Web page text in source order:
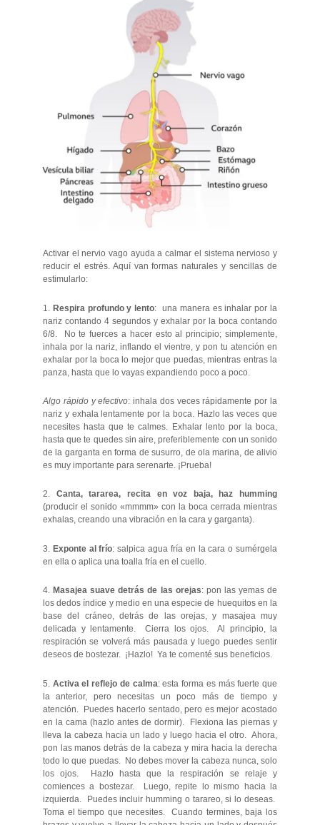
Activar el nervio vago ayuda a calmar el sistema nervioso y
reducir el estrés. Aquí van formas naturales y sencillas de
estimularlo:
1. Respira profundo y lento: una manera es inhalar por la
nariz contando 4 segundos y exhalar por la boca contando
6/8. No te fuerces a hacer esto al principio; simplemente,
inhala por la nariz, inflando el vientre, y pon tu atención en
exhalar por la boca lo mejor que puedas, mientras entras la
panza, hasta que lo vayas expandiendo poco a poco.
Algo rápido y efectivo: inhala dos veces rápidamente por la
nariz y exhala lentamente por la boca. Hazlo las veces que
necesites hasta que te calmes. Exhalar lento por la boca,
hasta que te quedes sin aire, preferiblemente con un sonido
de la garganta en forma de susurro, de ola marina, de alivio
es muy importante para serenarte. ¡Prueba!
2. Canta, tararea, recita en voz baja, haz humming
(producir el sonido «mmmm» con la boca cerrada mientras
exhalas, creando una vibración en la cara y garganta).
3. Exponte al frío: salpica agua fría en la cara o sumérgela
en ella o aplica una toalla fría en el cuello.
4. Masajea suave detrás de las orejas: pon las yemas de
los dedos índice y medio en una especie de huequitos en la
base del cráneo, detrás de las orejas, y masajea muy
delicada y lentamente. Cierra los ojos. Al principio, la
respiración se volverá más pausada y luego puedes sentir
deseos de bostezar. ¡Hazlo! Ya te comenté sus beneficios.
5. Activa el reflejo de calma: esta forma es más fuerte que
la anterior, pero necesitas un poco más de tiempo y
atención. Puedes hacerlo sentado, pero es mejor acostado
en la cama (hazlo antes de dormir). Flexiona las piernas y
lleva la cabeza hacia un lado y luego hacia el otro. Ahora,
pon las manos detrás de la cabeza y mira hacia la derecha
todo lo que puedas. No debes mover la cabeza nunca, solo
los ojos. Hazlo hasta que la respiración se relaje y
comiences a bostezar. Luego, repite lo mismo hacia la
izquierda. Puedes incluir humming o tarareo, si lo deseas.
Toma el tiempo que necesites. Cuando termines, baja los